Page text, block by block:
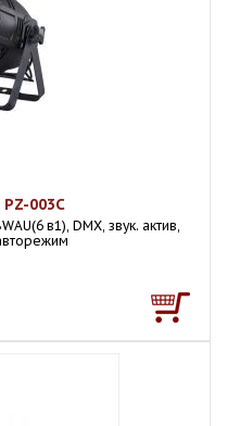
003C
в1), DMX, звук. актив,